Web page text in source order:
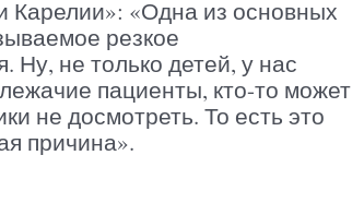
Карелии»: «Одна из основных
резкое
Ну, не только детей, у нас
пациенты, кто-то может
не досмотреть. То есть это
причина».